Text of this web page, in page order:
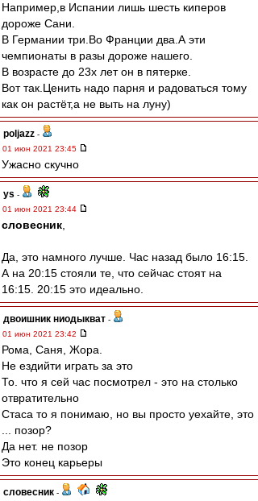
Например,в Испании лишь шесть киперов
дороже Сани.
В Германии три.Во Франции два.А эти
чемпионаты в разы дороже нашего.
В возрасте до 23х лет он в пятерке.
Вот так.Ценить надо парня и радоваться тому
как он растёт,а не выть на луну)
poljazz -
01 июн 2021 23:45
Ужасно скучно
ys -
01 июн 2021 23:44
словесник
Да, это намного лучше. Час назад было 16:15.
А на 20:15 стояли те, что сейчас стоят на
16:15. 20:15 это идеально.
двоишник ниодыкват -
01 июн 2021 23:42
Рома, Саня, Жора.
Не ездийти играть за это
То. что я сей час посмотрел - это на столько
отвратительно
Стаса то я понимаю, но вы просто уехайте, это
... позор?
Да нет. не позор
Это конец карьеры
словесник -